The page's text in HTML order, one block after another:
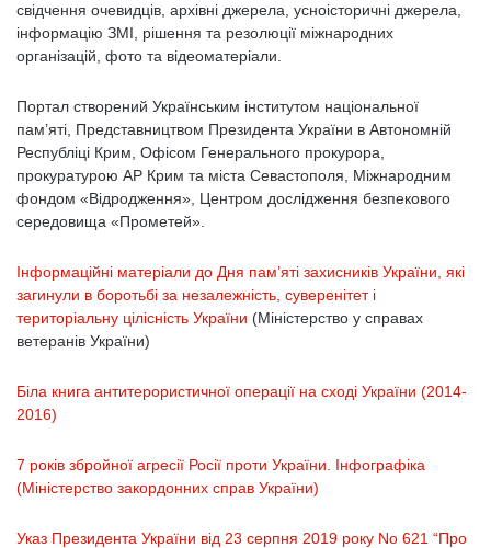
свідчення очевидців, архівні джерела, усноісторичні джерела,
інформацію ЗМІ, рішення та резолюції міжнародних
організацій, фото та відеоматеріали.
Портал створений Українським інститутом національної
пам’яті, Представництвом Президента України в Автономній
Республіці Крим, Офісом Генерального прокурора,
прокуратурою АР Крим та міста Севастополя, Міжнародним
фондом «Відродження», Центром дослідження безпекового
середовища «Прометей».
Інформаційні матеріали до Дня пам’яті захисників України, які
загинули в боротьбі за незалежність, суверенітет і
територіальну цілісність України (Міністерство у справах
ветеранів України)
Біла книга антитерористичної операції на сході України (2014-
2016)
7 років збройної агресії Росії проти України. Інфографіка
(Міністерство закордонних справ України)
Указ Президента України від 23 серпня 2019 року No 621 “Про